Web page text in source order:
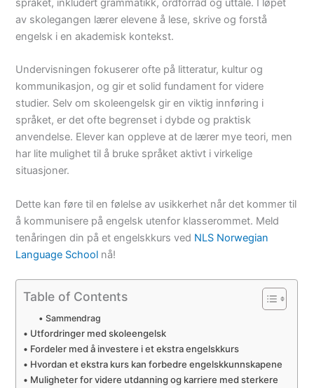
språket, inkludert grammatikk, ordforråd og uttale. I løpet
av skolegangen lærer elevene å lese, skrive og forstå
engelsk i en akademisk kontekst.
Undervisningen fokuserer ofte på litteratur, kultur og
kommunikasjon, og gir et solid fundament for videre
studier. Selv om skoleengelsk gir en viktig innføring i
språket, er det ofte begrenset i dybde og praktisk
anvendelse. Elever kan oppleve at de lærer mye teori, men
har lite mulighet til å bruke språket aktivt i virkelige
situasjoner.
Dette kan føre til en følelse av usikkerhet når det kommer til
å kommunisere på engelsk utenfor klasserommet. Meld
tenåringen din på et engelskkurs ved NLS Norwegian
Language School nå!
Table of Contents
Sammendrag
Utfordringer med skoleengelsk
Fordeler med å investere i et ekstra engelskkurs
Hvordan et ekstra kurs kan forbedre engelskkunnskapene
Muligheter for videre utdanning og karriere med sterkere